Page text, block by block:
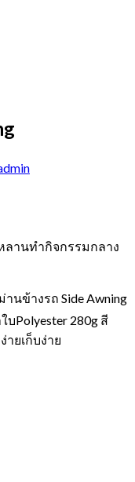
านทำกิจกรรมกลาง
นข้างรถ Side Awning
Polyester 280g สี
ยเก็บง่าย